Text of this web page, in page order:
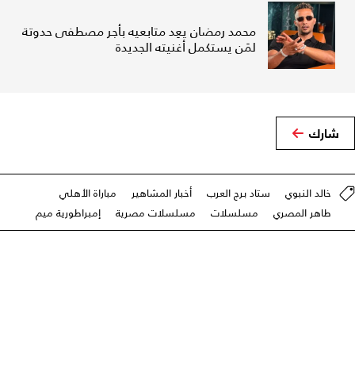
محمد رمضان يعِد متابعيه بأجر مصطفى حدوتة
لمَن يستكمل أغنيته الجديدة
شارك
خالد النبوي ستاد برج العرب أخبار المشاهير
مباراة الأهلي
طاهر المصري
مسلسلات مسلسلات مصرية إمبراطورية ميم